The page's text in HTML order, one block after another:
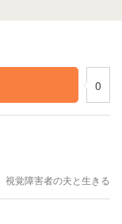
0
視覚障害者の夫と生きる